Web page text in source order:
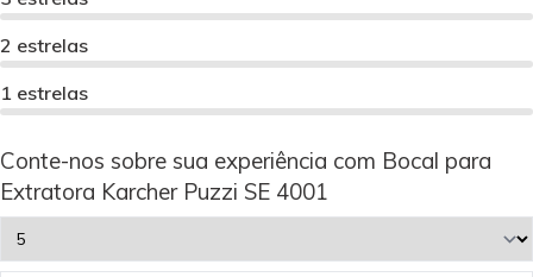
2 estrelas
1 estrelas
Conte-nos sobre sua experiência com Bocal para
Extratora Karcher Puzzi SE 4001